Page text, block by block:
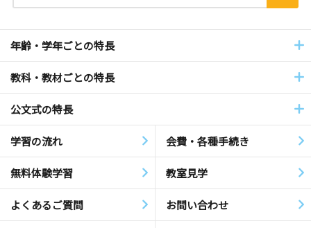
年齢・学年ごとの特長
教科・教材ごとの特長
公文式の特長
学習の流れ 会費・各種手続き
無料体験学習 教室見学
よくあるご質問 お問い合わせ